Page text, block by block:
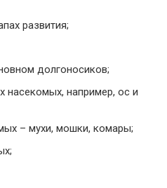
развития;
долгоносиков;
насекомых, например, ос и
– мухи, мошки, комары;